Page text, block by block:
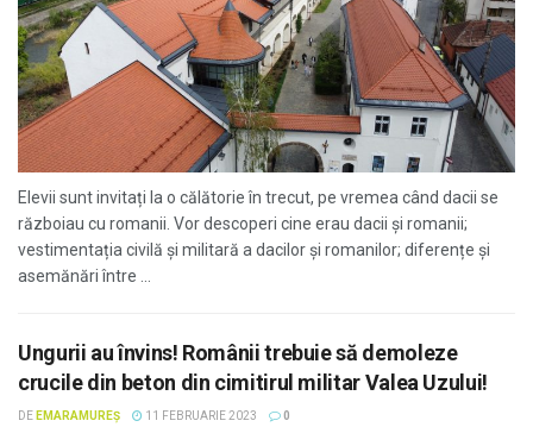
Elevii sunt invitați la o călătorie în trecut, pe vremea când dacii se
războiau cu romanii. Vor descoperi cine erau dacii și romanii;
vestimentația civilă și militară a dacilor și romanilor; diferențe și
asemănări între ...
Ungurii au învins! Românii trebuie să demoleze
crucile din beton din cimitirul militar Valea Uzului!
DE EMARAMUREȘ 11 FEBRUARIE 2023 0